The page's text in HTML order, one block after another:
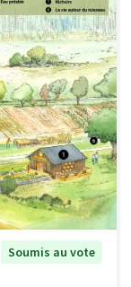
Soumis au vote